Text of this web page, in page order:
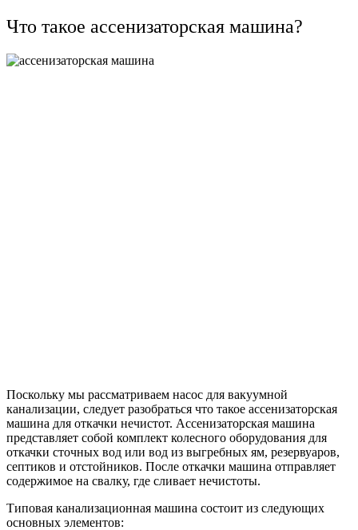
Что такое ассенизаторская машина?
Поскольку мы рассматриваем насос для вакуумной
канализации, следует разобраться что такое ассенизаторская
машина для откачки нечистот. Ассенизаторская машина
представляет собой комплект колесного оборудования для
откачки сточных вод или вод из выгребных ям, резервуаров,
септиков и отстойников. После откачки машина отправляет
содержимое на свалку, где сливает нечистоты.
Типовая канализационная машина состоит из следующих
основных элементов: